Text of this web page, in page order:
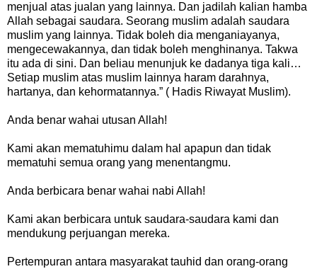
menjual atas jualan yang lainnya. Dan jadilah kalian hamba
Allah sebagai saudara. Seorang muslim adalah saudara
muslim yang lainnya. Tidak boleh dia menganiayanya,
mengecewakannya, dan tidak boleh menghinanya. Takwa
itu ada di sini. Dan beliau menunjuk ke dadanya tiga kali…
Setiap muslim atas muslim lainnya haram darahnya,
hartanya, dan kehormatannya.” ( Hadis Riwayat Muslim).
Anda benar wahai utusan Allah!
Kami akan mematuhimu dalam hal apapun dan tidak
mematuhi semua orang yang menentangmu.
Anda berbicara benar wahai nabi Allah!
Kami akan berbicara untuk saudara-saudara kami dan
mendukung perjuangan mereka.
Pertempuran antara masyarakat tauhid dan orang-orang